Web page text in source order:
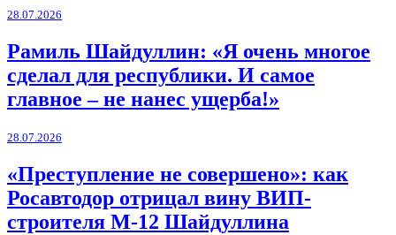
28.07.2026
Рамиль Шайдуллин: «Я очень многое
сделал для республики. И самое
главное – не нанес ущерба!»
28.07.2026
«Преступление не совершено»: как
Росавтодор отрицал вину ВИП-
строителя М-12 Шайдуллина